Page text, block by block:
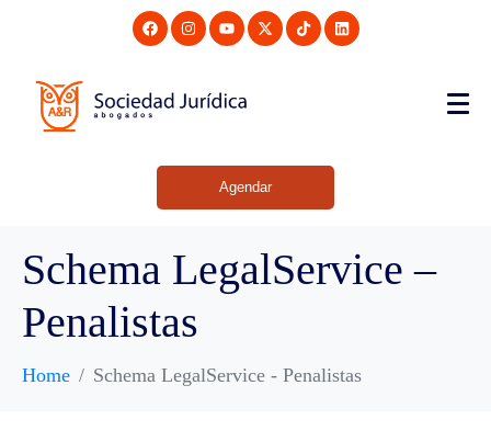
Agendar
Schema LegalService –
Penalistas
Home Schema LegalService - Penalistas